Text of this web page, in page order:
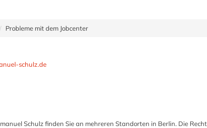
Probleme mit dem Jobcenter
schulz.de
Schulz finden Sie an mehreren Standorten in Berlin. Die